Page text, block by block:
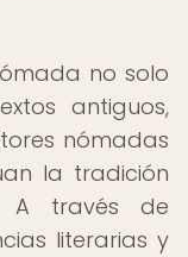
no solo
antiguos,
nómadas
la tradición
A través de
literarias y